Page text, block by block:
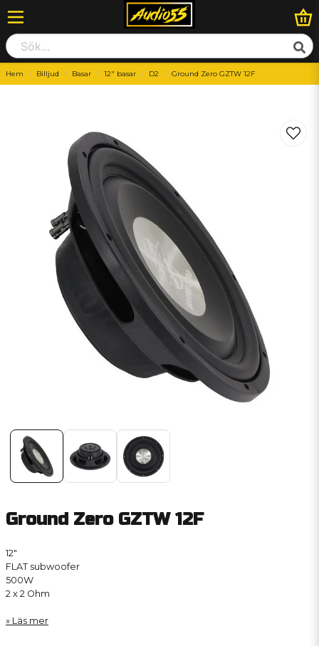
Hem Billjud Basar 12" basar D2 Ground Zero GZTW 12F
Ground Zero GZTW 12F
12″
FLAT subwoofer
500W
2 x 2 Ohm
Läs mer